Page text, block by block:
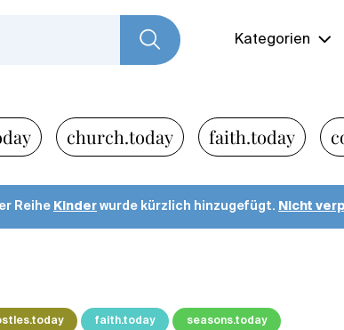
Kategorien
church.today faith.today
Reihe Kinder wurde kürzlich hinzugefügt. Nicht
faith.today seasons.today